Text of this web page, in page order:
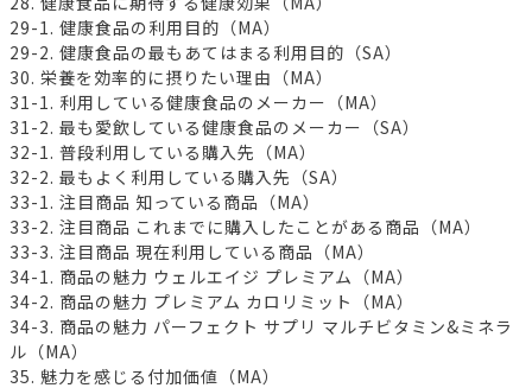
29-1. 健康食品の利用目的（MA）
29-2. 健康食品の最もあてはまる利用目的（SA）
30. 栄養を効率的に摂りたい理由（MA）
31-1. 利用している健康食品のメーカー（MA）
31-2. 最も愛飲している健康食品のメーカー（SA）
32-1. 普段利用している購入先（MA）
32-2. 最もよく利用している購入先（SA）
33-1. 注目商品 知っている商品（MA）
33-2. 注目商品 これまでに購入したことがある商品（MA）
33-3. 注目商品 現在利用している商品（MA）
34-1. 商品の魅力 ウェルエイジ プレミアム（MA）
34-2. 商品の魅力 プレミアム カロリミット（MA）
34-3. 商品の魅力 パーフェクト サプリ マルチビタミン&ミネラ
ル（MA）
35. 魅力を感じる付加価値（MA）